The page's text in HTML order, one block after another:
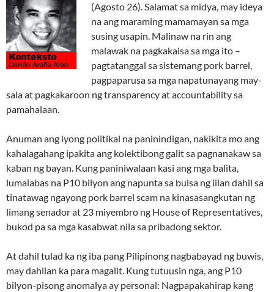
(Agosto 26). Salamat sa midya, may ideya
na ang maraming mamamayan sa mga
susing usapin. Malinaw na rin ang
malawak na pagkakaisa sa mga ito –
pagtatanggal sa sistemang pork barrel,
pagpaparusa sa mga napatunayang may-
sala at pagkakaroon ng transparency at accountability sa
pamahalaan.
Anuman ang iyong politikal na paninindigan, nakikita mo ang
kahalagahang ipakita ang kolektibong galit sa pagnanakaw sa
kaban ng bayan. Kung paniniwalaan kasi ang mga balita,
lumalabas na P10 bilyon ang napunta sa bulsa ng iilan dahil sa
tinatawag ngayong pork barrel scam na kinasasangkutan ng
limang senador at 23 miyembro ng House of Representatives,
bukod pa sa mga kasabwat nila sa pribadong sektor.
At dahil tulad ka ng iba pang Pilipinong nagbabayad ng buwis,
may dahilan ka para magalit. Kung tutuusin nga, ang P10
bilyon-pisong anomalya ay personal: Nagpapakahirap kang